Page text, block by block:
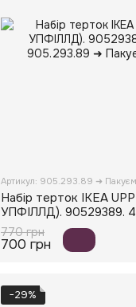
Артикул: 905.293.89 ➜
Набір терток IKEA
УПФІЛЛД). 90529389.
770 грн
700 грн
−29%